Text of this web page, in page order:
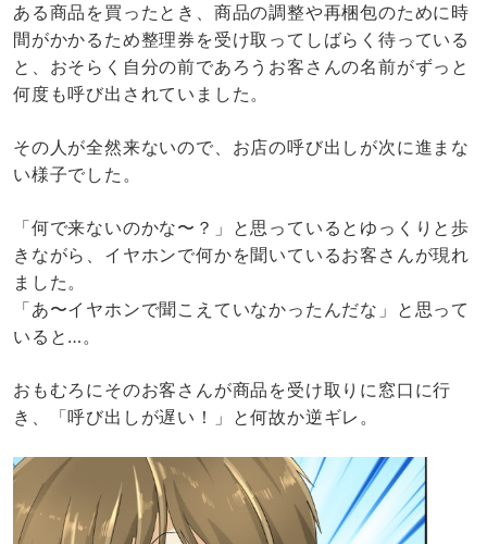
ある商品を買ったとき、商品の調整や再梱包のために時
間がかかるため整理券を受け取ってしばらく待っている
と、おそらく自分の前であろうお客さんの名前がずっと
何度も呼び出されていました。
その人が全然来ないので、お店の呼び出しが次に進まな
い様子でした。
「何で来ないのかな〜？」と思っているとゆっくりと歩
きながら、イヤホンで何かを聞いているお客さんが現れ
ました。
「あ〜イヤホンで聞こえていなかったんだな」と思って
いると…。
おもむろにそのお客さんが商品を受け取りに窓口に行
き、「呼び出しが遅い！」と何故か逆ギレ。